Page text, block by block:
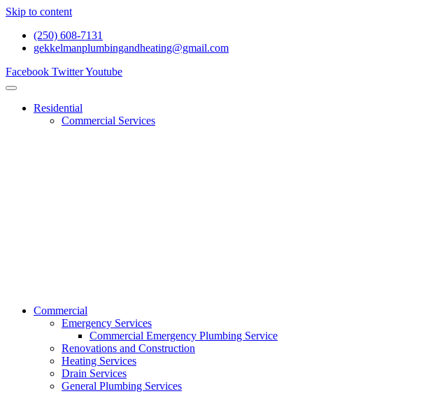
Skip to content
(250) 608-7131
gekkelmanplumbingandheating@gmail.com
Facebook TwitterYoutube
Residential
Commercial Services
Commercial
Emergency Services
Commercial Emergency Plumbing Service
Renovations and Construction
Heating Services
Drain Services
General Plumbing Services